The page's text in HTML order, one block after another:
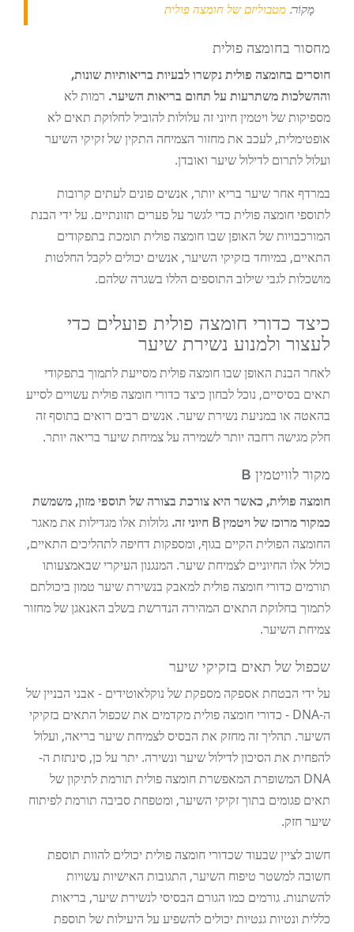
מָקוֹר: מטבוליזם של חומצה פולית
מחסור בחומצה פולית
חוסרים בחומצה פולית נקשרו לבעיות בריאותיות שונות,
וההשלכות משתרעות על תחום בריאות השיער. רמות לא
מספיקות של ויטמין חיוני זה עלולות להוביל לחלוקת תאים לא
אופטימלית, לעכב את מחזור הצמיחה התקין של זקיקי השיער
ועלול לתרום לדילול שיער ואובדן.
במרדף אחר שיער בריא יותר, אנשים פונים לעתים קרובות
לתוספי חומצה פולית כדי לגשר על פערים תזונתיים. על ידי הבנת
המורכבויות של האופן שבו חומצה פולית תומכת בתפקודים
התאיים, במיוחד בזקיקי השיער, אנשים יכולים לקבל החלטות
מושכלות לגבי שילוב התוספים הללו בשגרה שלהם.
כיצד כדורי חומצה פולית פועלים כדי
לעצור ולמנוע נשירת שיער
לאחר הבנת האופן שבו חומצה פולית מסייעת לתמוך בתפקודי
תאים בסיסיים, נוכל לבחון כיצד כדורי חומצה פולית עשויים לסייע
בהאטה או במניעת נשירת שיער. אנשים רבים רואים בתוסף זה
חלק מגישה רחבה יותר לשמירה על צמיחת שיער בריאה יותר.
מקור לוויטמין B
חומצה פולית, כאשר היא צורכת בצורה של תוספי מזון, משמשת
כמקור מרוכז של ויטמין B חיוני זה.
גלולות אלו מגדילות את מאגר
החומצה הפולית הקיים בגוף, ומספקות דחיפה לתהליכים התאיים,
כולל אלו החיוניים לצמיחת שיער. המנגנון העיקרי שבאמצעותו
תורמים כדורי חומצה פולית למאבק בנשירת שיער טמון ביכולתם
לתמוך בחלוקת התאים המהירה הנדרשת בשלב האנאגן של מחזור
צמיחת השיער.
שכפול של תאים בזקיקי שיער
על ידי הבטחת אספקה ​​מספקת של נוקלאוטידים - אבני הבניין של
ה-DNA - כדורי חומצה פולית מקדמים את שכפול התאים בזקיקי
השיער. תהליך זה מחזק את הבסיס לצמיחת שיער בריאה, ועלול
להפחית את הסיכון לדילול שיער ונשירה. יתר על כן, סינתזת ה-
DNA המשופרת המאפשרת חומצה פולית תורמת לתיקון של
תאים פגומים בתוך זקיקי השיער, ומטפחת סביבה תורמת לפיתוח
שיער חזק.
חשוב לציין שבעוד שכדורי חומצה פולית יכולים להוות תוספת
חשובה למשטר טיפוח השיער, התגובות האישיות עשויות
להשתנות. גורמים כמו הגורם הבסיסי לנשירת שיער, בריאות
כללית ונטיות גנטיות יכולים להשפיע על היעילות של תוספת